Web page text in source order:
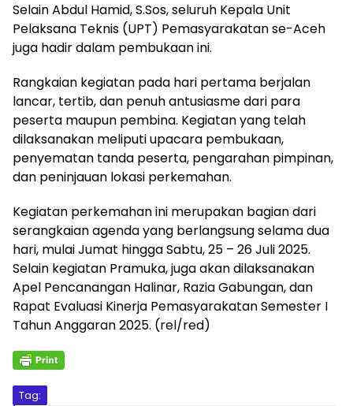
Selain Abdul Hamid, S.Sos, seluruh Kepala Unit
Pelaksana Teknis (UPT) Pemasyarakatan se-Aceh
juga hadir dalam pembukaan ini.
​Rangkaian kegiatan pada hari pertama berjalan
lancar, tertib, dan penuh antusiasme dari para
peserta maupun pembina. Kegiatan yang telah
dilaksanakan meliputi upacara pembukaan,
penyematan tanda peserta, pengarahan pimpinan,
dan peninjauan lokasi perkemahan.
​Kegiatan perkemahan ini merupakan bagian dari
serangkaian agenda yang berlangsung selama dua
hari, mulai Jumat hingga Sabtu, 25 – 26 Juli 2025.
Selain kegiatan Pramuka, juga akan dilaksanakan
Apel Pencanangan Halinar, Razia Gabungan, dan
Rapat Evaluasi Kinerja Pemasyarakatan Semester I
Tahun Anggaran 2025. (rel/red)
Tag: